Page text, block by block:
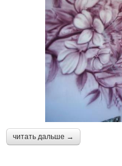
читать дальше →